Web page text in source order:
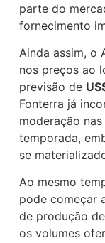
parte do
fornecimento
Ainda assim, o
nos preços ao
previsão de
Fonterra já
moderação
temporada,
se
Ao mesmo
pode começar
de produção
os volumes